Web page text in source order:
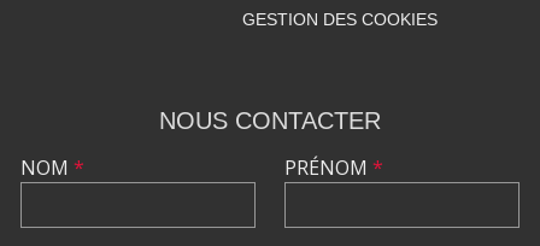
GESTION DES COOKIES
NOUS CONTACTER
NOM * PRÉNOM *